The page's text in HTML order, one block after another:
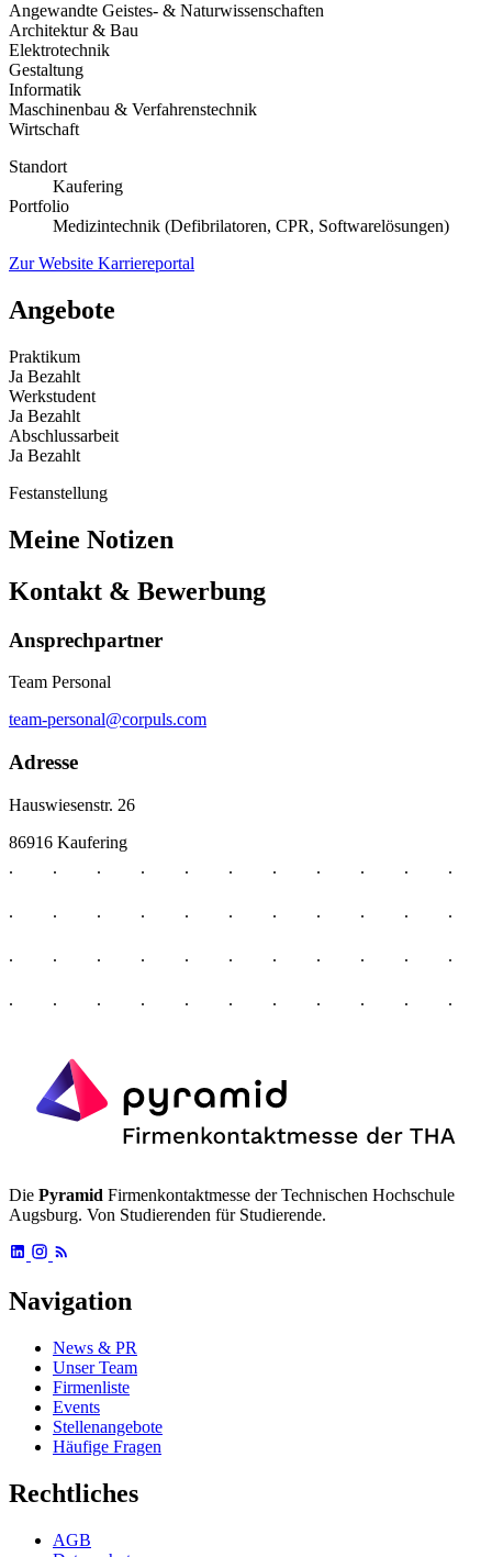
Angewandte Geistes- & Naturwissenschaften
Architektur & Bau
Elektrotechnik
Gestaltung
Informatik
Maschinenbau & Verfahrenstechnik
Wirtschaft
Standort
Kaufering
Portfolio
Medizintechnik (Defibrilatoren, CPR, Softwarelösungen)
Zur Website Karriereportal
Angebote
Praktikum
Ja Bezahlt
Werkstudent
Ja Bezahlt
Abschlussarbeit
Ja Bezahlt
Festanstellung
Meine Notizen
Kontakt & Bewerbung
Ansprechpartner
Team Personal
team-personal@corpuls.com
Adresse
Hauswiesenstr. 26
86916 Kaufering
Die Pyramid Firmenkontaktmesse der Technischen Hochschule
Augsburg. Von Studierenden für Studierende.
Navigation
News & PR
Unser Team
Firmenliste
Events
Stellenangebote
Häufige Fragen
Rechtliches
AGB